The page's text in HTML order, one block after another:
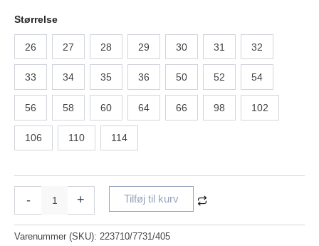
Størrelse
26 27 28 29 30 31 32
33 34 35 36 50 52 54
56 58 60 64 66 98 102
106 110 114
- + Tilføj til kurv
Varenummer (SKU): 223710/7731/405